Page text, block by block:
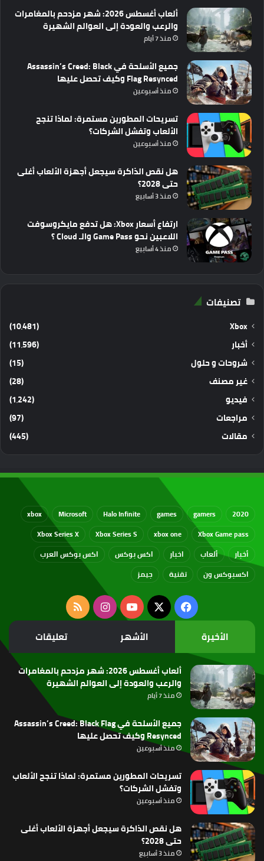
ألعاب أغسطس 2026: شهر مزدحم بالمغامرات
والرعب والعودة إلى العوالم الشهيرة
منذ 7 أيام
جميع الأسلحة في Assassin’s Creed: Black
Flag Resynced وكيف تحصل عليها
منذ أسبوعين
تسريحات المطورين مستمرة: لماذا تنجح
الألعاب وتفشل الشركات؟
منذ أسبوعين
هل نقص الذاكرة سيجعل أجهزة الألعاب أغلى
حتى 2028؟
منذ 3 أسابيع
ارتفاع أسعار Xbox: هل تدفع مايكروسوفت
اللاعبين نحو Game Pass والـ Cloud ؟
منذ 4 أسابيع
تصنيفات
Xbox
(10٬481)
أخبار
(11٬596)
شروحات و حلول
(15)
غير مصنف
(28)
فيديو
(1٬242)
مراجعات
(97)
مقالات
(445)
2020
gamers
games
Halo Infinite
Microsoft
xbox
Xbox Game pass
xbox one
Xbox Series S
Xbox Series X
أخبار
ألعاب اخبار اكس بوكس
اكس بوكس العرب
اكسبوكس ون
تقنية جيمز
فيسبوك
‫X
‫YouTubeانستقرامملخص
الموقع
RSS
الأخيرة الأشهر تعليقات
ألعاب أغسطس 2026: شهر مزدحم بالمغامرات
والرعب والعودة إلى العوالم الشهيرة
منذ 7 أيام
جميع الأسلحة في Assassin’s Creed: Black Flag
Resynced وكيف تحصل عليها
منذ أسبوعين
تسريحات المطورين مستمرة: لماذا تنجح الألعاب
وتفشل الشركات؟
منذ أسبوعين
هل نقص الذاكرة سيجعل أجهزة الألعاب أغلى
حتى 2028؟
منذ 3 أسابيع